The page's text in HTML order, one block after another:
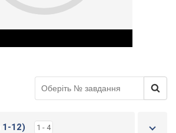
Play Video
1-12) 1 - 4